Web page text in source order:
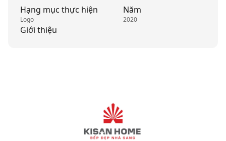
Hạng mục thực hiện
Logo
Năm
2020
Giới thiệu